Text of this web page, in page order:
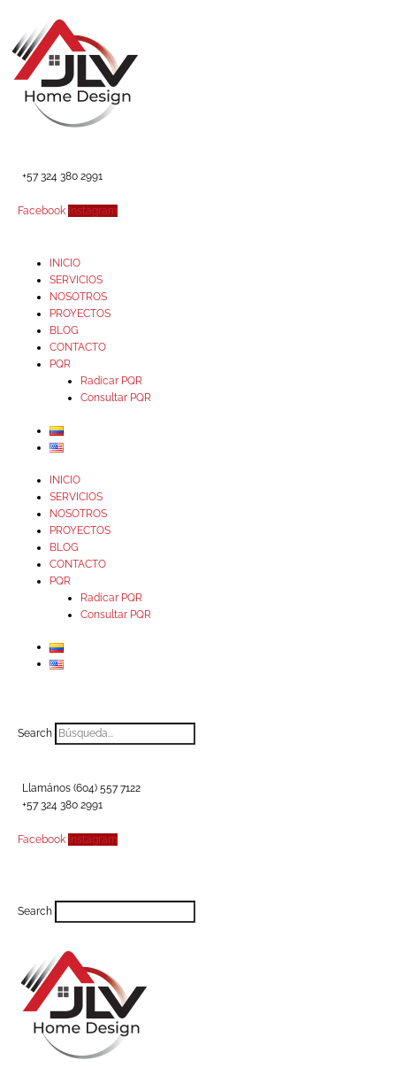
contenido
+57 324 380 2991
Facebook Instagram
INICIO
SERVICIOS
NOSOTROS
PROYECTOS
BLOG
CONTACTO
PQR
Radicar PQR
Consultar PQR
INICIO
SERVICIOS
NOSOTROS
PROYECTOS
BLOG
CONTACTO
PQR
Radicar PQR
Consultar PQR
Search
Llamános (604) 557 7122
+57 324 380 2991
Facebook Instagram
Search